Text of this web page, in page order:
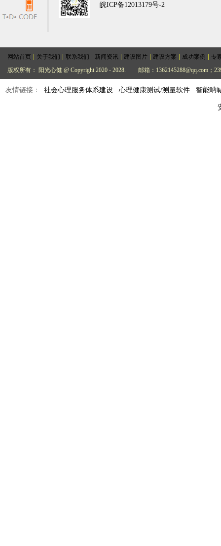
皖ICP备12013179号-2
网站首页 关于我们 联系我们 新闻资讯 建设图片 建设方案 成功案例
专
版权所有： 阳光心健 @ Copyright 2020 - 2028.
邮箱：1362145288@qq.com；
友情链接： 社会心理服务体系建设 心理健康测试/测量软件 智能呐